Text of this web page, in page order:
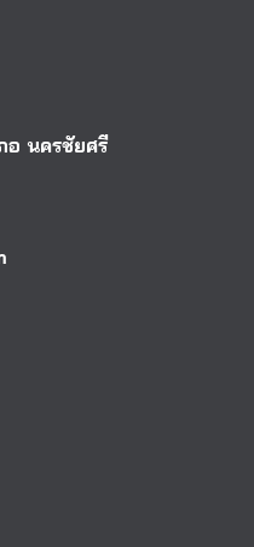
อ นครชัยศรี